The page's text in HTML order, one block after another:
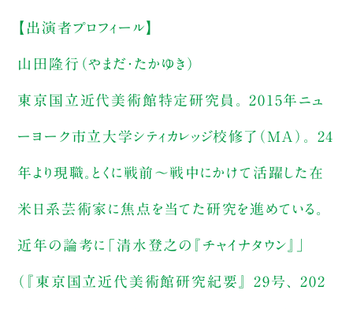
【出演者プロフィール】
山田隆行（やまだ・たかゆき）
東京国立近代美術館特定研究員。 2015年ニュ
ーヨーク市立大学シティカレッジ校修了（MA）。 24
年より現職。とくに戦前～戦中にかけて活躍した在
米日系芸術家に焦点を当てた研究を進めている。
近年の論考に「清水登之の『チャイナタウン』」
（『東京国立近代美術館研究紀要』 29号、 202